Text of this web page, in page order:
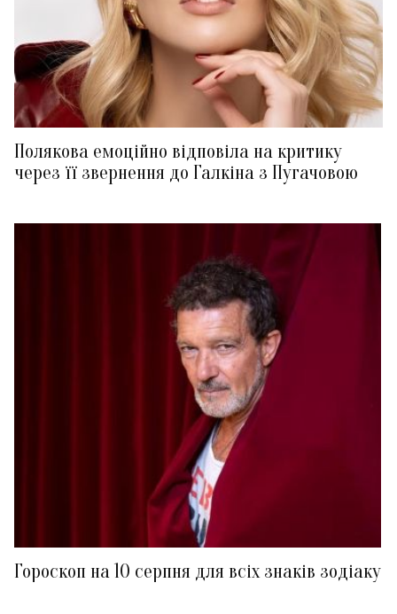
Полякова емоційно відповіла на критику
через її звернення до Галкіна з Пугачовою
Гороскоп на 10 серпня для всіх знаків зодіаку